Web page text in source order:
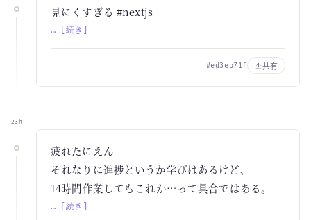
見にくすぎる #nextjs
… [続き]
#ed3eb71f 共有
23h
疲れたにえん
それなりに進捗というか学びはあるけど、
14時間作業してもこれか…って具合ではある。
… [続き]